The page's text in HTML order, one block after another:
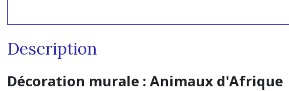
Description
Décoration murale : Animaux d'Afrique